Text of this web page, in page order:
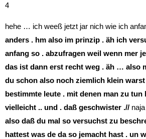
4
hehe … ich weeß jetzt jar nich wie ich
anders . hm also im prinzip . äh ich
anfang so . abzufragen weil wenn mer
das ist dann erst recht weg . äh … also
du schon also noch ziemlich klein
bestimmte leute . mit denen man zu
vielleicht .. und . daß geschwister .// naja
also daß du mal so versuchst zu
hattest was de da so jemacht hast . un